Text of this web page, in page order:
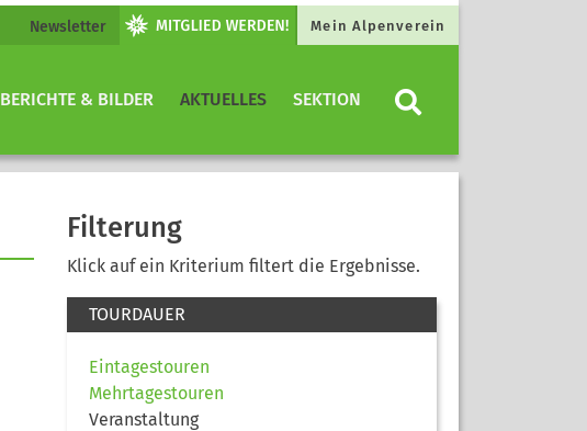
Newsletter Mein Alpenverein
BERICHTE & BILDER AKTUELLES SEKTION
Filterung
Klick auf ein Kriterium filtert die Ergebnisse.
TOURDAUER
Eintagestouren
Mehrtagestouren
Veranstaltung